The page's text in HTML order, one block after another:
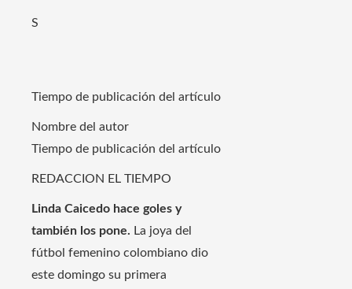
S
Tiempo de publicación del artículo
Nombre del autor
Tiempo de publicación del artículo
REDACCION EL TIEMPO
Linda Caicedo hace goles y
también los pone. La joya del
fútbol femenino colombiano dio
este domingo su primera